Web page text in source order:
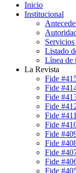
Inicio
Institucional
Listado
Línea de
La Revista
Fide
Fide
Fide
Fide
Fide #411
Fide
Fide
Fide
Fide
Fide
Fide